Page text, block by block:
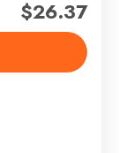
cuanta con
$26.37